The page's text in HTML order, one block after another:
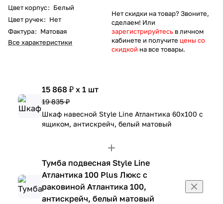
Цвет корпус: Белый
Цвет ручек: Нет
Фактура: Матовая
Все характеристики
Нет скидки на товар? Звоните,
сделаем! Или
зарегистрируйтесь в личном
кабинете и получите цены со
скидкой на все товары.
15 868 ₽ x 1 шт
19 835 ₽
Шкаф навесной Style Line Атлантика 60х100 с
ящиком, антискрейч, белый матовый
Тумба подвесная Style Line
Атлантика 100 Plus Люкс с
раковиной Атлантика 100,
антискрейч, белый матовый